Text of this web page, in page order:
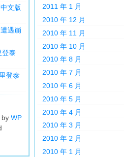
中文版
遭遇崩
登泰
登泰
by WP
2011 年 1 月
2010 年 12 月
2010 年 11 月
2010 年 10 月
2010 年 8 月
2010 年 7 月
2010 年 6 月
2010 年 5 月
2010 年 4 月
2010 年 3 月
2010 年 2 月
2010 年 1 月